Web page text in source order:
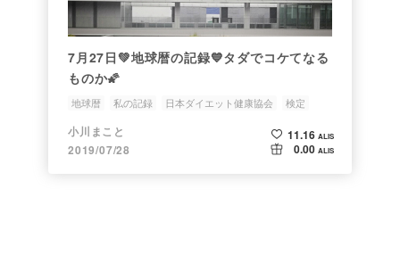
7月27日💚地球暦の記録💙タダでコケてなる
ものか🌠
地球暦 私の記録 日本ダイエット健康協会
検定
コミット
小川まこと
2019/07/28
11.16 ALIS
0.00 ALIS